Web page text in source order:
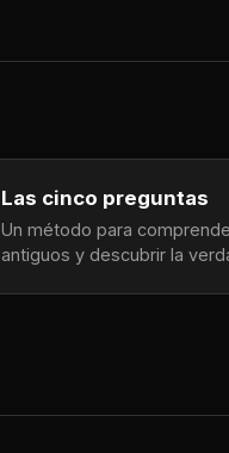
Las cinco preguntas
Un método para
antiguos y descubrir la